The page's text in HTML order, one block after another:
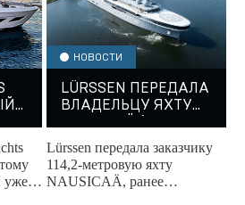
уже
НОВОСТИ
LÜRSSEN ПЕРЕДАЛА
ВЛАДЕЛЬЦУ ЯХТУ
Lürssen передала заказчику
114,2-метровую яхту
NAUSICAÄ, ранее